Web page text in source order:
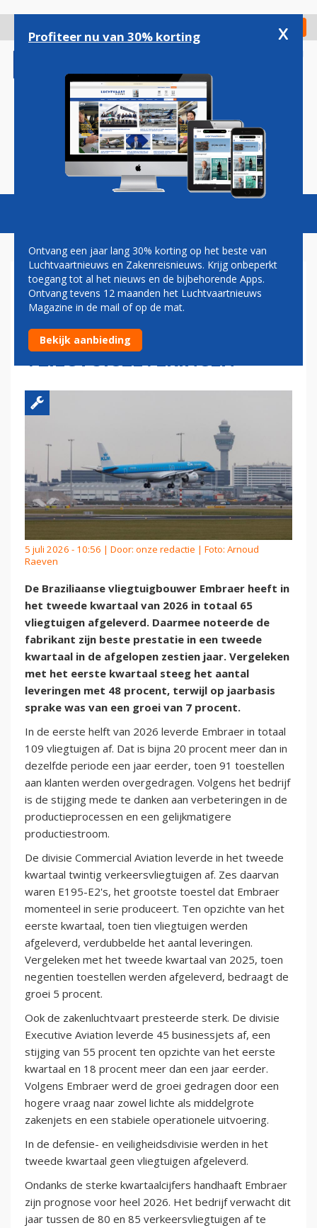
gaan
Check in
Magazine Podcasts Vacatures
EMBRAER BELEEFT STERKSTE
TWEEDE KWARTAAL IN
ZESTIEN JAAR MET 65
VLIEGTUIGLEVERINGEN
5 juli 2026 - 10:56 | Door: onze redactie | Foto: Arnoud
Raeven
De Braziliaanse vliegtuigbouwer Embraer heeft in
het tweede kwartaal van 2026 in totaal 65
vliegtuigen afgeleverd. Daarmee noteerde de
fabrikant zijn beste prestatie in een tweede
kwartaal in de afgelopen zestien jaar. Vergeleken
met het eerste kwartaal steeg het aantal
leveringen met 48 procent, terwijl op jaarbasis
sprake was van een groei van 7 procent.
In de eerste helft van 2026 leverde Embraer in totaal
109 vliegtuigen af. Dat is bijna 20 procent meer dan in
dezelfde periode een jaar eerder, toen 91 toestellen
aan klanten werden overgedragen. Volgens het bedrijf
is de stijging mede te danken aan verbeteringen in de
productieprocessen en een gelijkmatigere
productiestroom.
De divisie Commercial Aviation leverde in het tweede
kwartaal twintig verkeersvliegtuigen af. Zes daarvan
waren E195-E2's, het grootste toestel dat Embraer
momenteel in serie produceert. Ten opzichte van het
eerste kwartaal, toen tien vliegtuigen werden
afgeleverd, verdubbelde het aantal leveringen.
Vergeleken met het tweede kwartaal van 2025, toen
negentien toestellen werden afgeleverd, bedraagt de
groei 5 procent.
Ook de zakenluchtvaart presteerde sterk. De divisie
Executive Aviation leverde 45 businessjets af, een
stijging van 55 procent ten opzichte van het eerste
kwartaal en 18 procent meer dan een jaar eerder.
Volgens Embraer werd de groei gedragen door een
hogere vraag naar zowel lichte als middelgrote
zakenjets en een stabiele operationele uitvoering.
In de defensie- en veiligheidsdivisie werden in het
tweede kwartaal geen vliegtuigen afgeleverd.
Ondanks de sterke kwartaalcijfers handhaaft Embraer
zijn prognose voor heel 2026. Het bedrijf verwacht dit
jaar tussen de 80 en 85 verkeersvliegtuigen af te
Profiteer nu van 30% korting x
Ontvang een jaar lang 30% korting op het beste van
Luchtvaartnieuws en Zakenreisnieuws. Krijg onbeperkt
toegang tot al het nieuws en de bijbehorende Apps.
Ontvang tevens 12 maanden het Luchtvaartnieuws
Magazine in de mail of op de mat.
Bekijk aanbieding